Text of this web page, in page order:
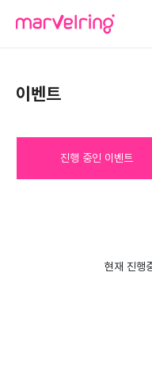
이벤트
진행 중인 이벤트
현재 진행